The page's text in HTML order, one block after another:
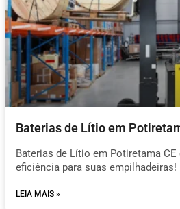
Baterias de Lítio em
Baterias de Lítio em Potiretama
eficiência para suas empilhadeiras!
LEIA MAIS »